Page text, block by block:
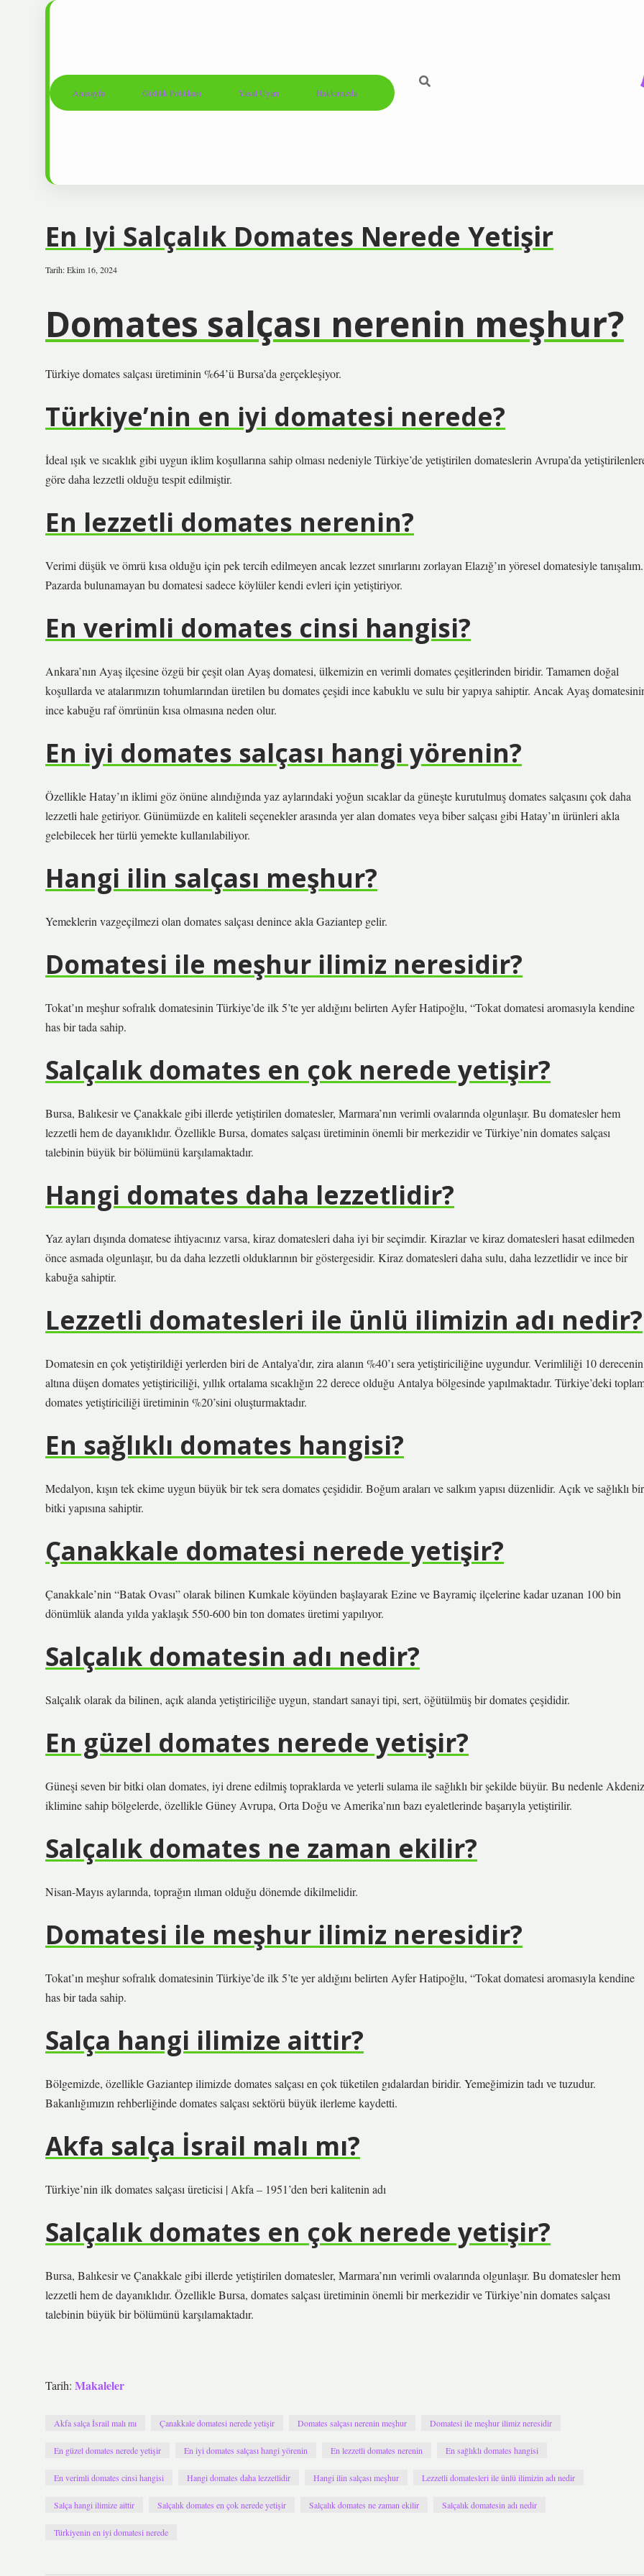
Anasayfa Gizlilik Politikası Yasal Uyarı Hakkımızda
En Iyi Salçalık Domates Nerede Yetişir
Tarih: Ekim 16, 2024
Domates salçası nerenin meşhur?
Türkiye domates salçası üretiminin %64’ü Bursa’da gerçekleşiyor.
Türkiye’nin en iyi domatesi nerede?
İdeal ışık ve sıcaklık gibi uygun iklim koşullarına sahip olması nedeniyle Türkiye’de yetiştirilen domateslerin Avrupa’da
göre daha lezzetli olduğu tespit edilmiştir.
En lezzetli domates nerenin?
Verimi düşük ve ömrü kısa olduğu için pek tercih edilmeyen ancak lezzet sınırlarını zorlayan Elazığ’ın yöresel domatesiyle tanışalım.
Pazarda bulunamayan bu domatesi sadece köylüler kendi evleri için yetiştiriyor.
En verimli domates cinsi hangisi?
Ankara’nın Ayaş ilçesine özgü bir çeşit olan Ayaş domatesi, ülkemizin en verimli domates çeşitlerinden biridir. Tamamen doğal
koşullarda ve atalarımızın tohumlarından üretilen bu domates çeşidi ince kabuklu ve sulu bir yapıya sahiptir. Ancak Ayaş
ince kabuğu raf ömrünün kısa olmasına neden olur.
En iyi domates salçası hangi yörenin?
Özellikle Hatay’ın iklimi göz önüne alındığında yaz aylarındaki yoğun sıcaklar da güneşte kurutulmuş domates salçasını çok daha
lezzetli hale getiriyor. Günümüzde en kaliteli seçenekler arasında yer alan domates veya biber salçası gibi Hatay’ın ürünleri akla
gelebilecek her türlü yemekte kullanılabiliyor.
Hangi ilin salçası meşhur?
Yemeklerin vazgeçilmezi olan domates salçası denince akla Gaziantep gelir.
Domatesi ile meşhur ilimiz neresidir?
Tokat’ın meşhur sofralık domatesinin Türkiye’de ilk 5’te yer aldığını belirten Ayfer Hatipoğlu, “Tokat domatesi aromasıyla kendine
has bir tada sahip.
Salçalık domates en çok nerede yetişir?
Bursa, Balıkesir ve Çanakkale gibi illerde yetiştirilen domatesler, Marmara’nın verimli ovalarında olgunlaşır. Bu domatesler hem
lezzetli hem de dayanıklıdır. Özellikle Bursa, domates salçası üretiminin önemli bir merkezidir ve Türkiye’nin domates salçası
talebinin büyük bir bölümünü karşılamaktadır.
Hangi domates daha lezzetlidir?
Yaz ayları dışında domatese ihtiyacınız varsa, kiraz domatesleri daha iyi bir seçimdir. Kirazlar ve kiraz domatesleri hasat edilmeden
önce asmada olgunlaşır, bu da daha lezzetli olduklarının bir göstergesidir. Kiraz domatesleri daha sulu, daha lezzetlidir ve ince bir
kabuğa sahiptir.
Lezzetli domatesleri ile ünlü ilimizin adı nedir?
Domatesin en çok yetiştirildiği yerlerden biri de Antalya’dır, zira alanın %40’ı sera yetiştiriciliğine uygundur. Verimliliği 10 derecenin
altına düşen domates yetiştiriciliği, yıllık ortalama sıcaklığın 22 derece olduğu Antalya bölgesinde yapılmaktadır. Türkiye’deki
domates yetiştiriciliği üretiminin %20’sini oluşturmaktadır.
En sağlıklı domates hangisi?
Medalyon, kışın tek ekime uygun büyük bir tek sera domates çeşididir. Boğum araları ve salkım yapısı düzenlidir. Açık ve sağlıklı bir
bitki yapısına sahiptir.
Çanakkale domatesi nerede yetişir?
Çanakkale’nin “Batak Ovası” olarak bilinen Kumkale köyünden başlayarak Ezine ve Bayramiç ilçelerine kadar uzanan 100 bin
dönümlük alanda yılda yaklaşık 550-600 bin ton domates üretimi yapılıyor.
Salçalık domatesin adı nedir?
Salçalık olarak da bilinen, açık alanda yetiştiriciliğe uygun, standart sanayi tipi, sert, öğütülmüş bir domates çeşididir.
En güzel domates nerede yetişir?
Güneşi seven bir bitki olan domates, iyi drene edilmiş topraklarda ve yeterli sulama ile sağlıklı bir şekilde büyür. Bu nedenle Akdeniz
iklimine sahip bölgelerde, özellikle Güney Avrupa, Orta Doğu ve Amerika’nın bazı eyaletlerinde başarıyla yetiştirilir.
Salçalık domates ne zaman ekilir?
Nisan-Mayıs aylarında, toprağın ılıman olduğu dönemde dikilmelidir.
Domatesi ile meşhur ilimiz neresidir?
Tokat’ın meşhur sofralık domatesinin Türkiye’de ilk 5’te yer aldığını belirten Ayfer Hatipoğlu, “Tokat domatesi aromasıyla kendine
has bir tada sahip.
Salça hangi ilimize aittir?
Bölgemizde, özellikle Gaziantep ilimizde domates salçası en çok tüketilen gıdalardan biridir. Yemeğimizin tadı ve tuzudur.
Bakanlığımızın rehberliğinde domates salçası sektörü büyük ilerleme kaydetti.
Akfa salça İsrail malı mı?
Türkiye’nin ilk domates salçası üreticisi | Akfa – 1951’den beri kalitenin adı
Salçalık domates en çok nerede yetişir?
Bursa, Balıkesir ve Çanakkale gibi illerde yetiştirilen domatesler, Marmara’nın verimli ovalarında olgunlaşır. Bu domatesler hem
lezzetli hem de dayanıklıdır. Özellikle Bursa, domates salçası üretiminin önemli bir merkezidir ve Türkiye’nin domates salçası
talebinin büyük bir bölümünü karşılamaktadır.
Tarih: Makaleler
Akfa salça İsrail malı mı Çanakkale domatesi nerede yetişir Domates salçası nerenin meşhur Domatesi ile meşhur ilimiz neresidir
En güzel domates nerede yetişir En iyi domates salçası hangi yörenin En lezzetli domates nerenin En sağlıklı domates hangisi
En verimli domates cinsi hangisi Hangi domates daha lezzetlidir Hangi ilin salçası meşhur Lezzetli domatesleri ile ünlü ilimizin adı nedir
Salça hangi ilimize aittir Salçalık domates en çok nerede yetişir Salçalık domates ne zaman ekilir Salçalık domatesin adı nedir
Türkiyenin en iyi domatesi nerede